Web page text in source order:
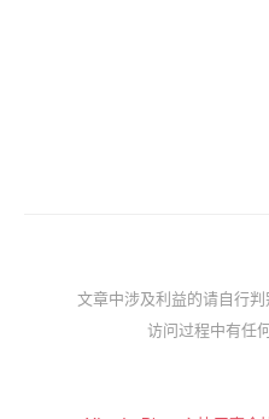
文章中涉及利益的请自行
访问过程中有任